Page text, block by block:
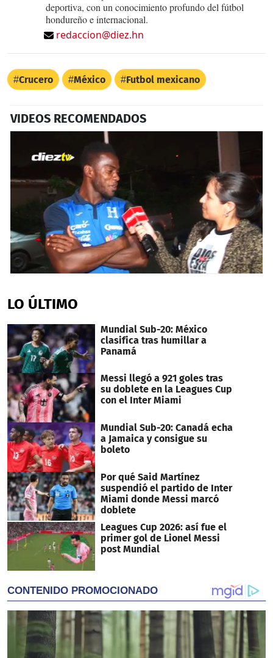
deportiva, con un conocimiento profundo del fútbol
hondureño e internacional.
redaccion@diez.hn
Crucero México Futbol mexicano
VIDEOS RECOMENDADOS
of
1
15
seconds
LO ÚLTIMO
Mundial Sub-20: México
clasifica tras humillar a
Panamá
Messi llegó a 921 goles tras
su doblete en la Leagues Cup
con el Inter Miami
Mundial Sub-20: Canadá echa
a Jamaica y consigue su
boleto
Por qué Said Martínez
suspendió el partido de Inter
Miami donde Messi marcó
doblete
Leagues Cup 2026: así fue el
primer gol de Lionel Messi
post Mundial